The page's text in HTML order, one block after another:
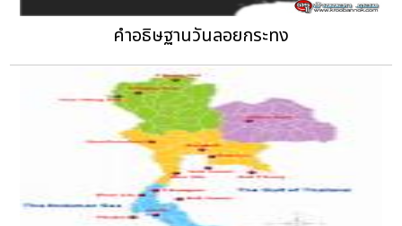
คำอธิษฐานวันลอยกระทง